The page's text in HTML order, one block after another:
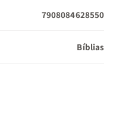
7908084628550
Bíblias